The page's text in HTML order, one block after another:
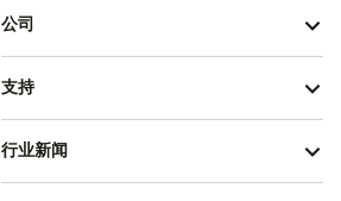
公司
支持
行业新闻